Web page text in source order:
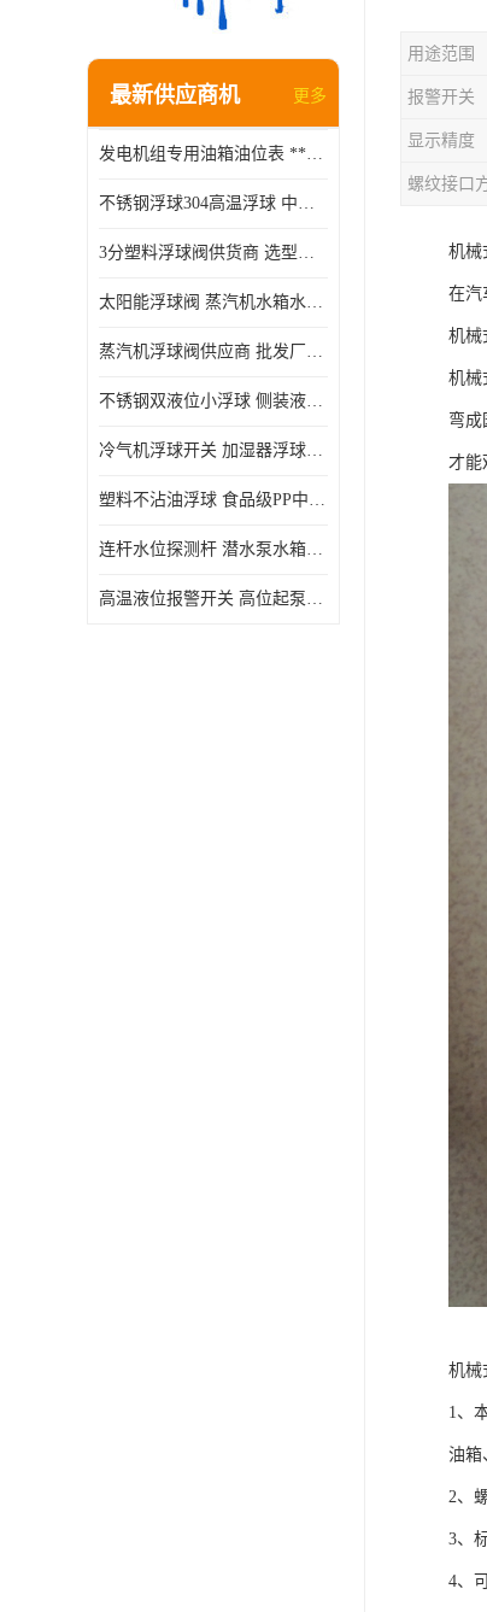
最新供应商机 更多
发电机组专用油箱油位表 **指针式机械式油表
不锈钢浮球304高温浮球 中空磁性浮球 规格齐全
3分塑料浮球阀供货商 选型说明
太阳能浮球阀 蒸汽机水箱水位控制阀 规格齐全
蒸汽机浮球阀供应商 批发厂家 支持定制
不锈钢双液位小浮球 侧装液位开关 金属304/316材质
冷气机浮球开关 加湿器浮球磁环 闪电发货
塑料不沾油浮球 食品级PP中空浮球302514
连杆水位探测杆 潜水泵水箱水位控制器 非标定制
高温液位报警开关 高位起泵低水位停泵 不锈钢浮球开关
用途范围
报警开关
显示精度
螺纹接口
机械
在汽
机械
机械
弯成
才能
机械
1、
油箱
2、
3、
4、